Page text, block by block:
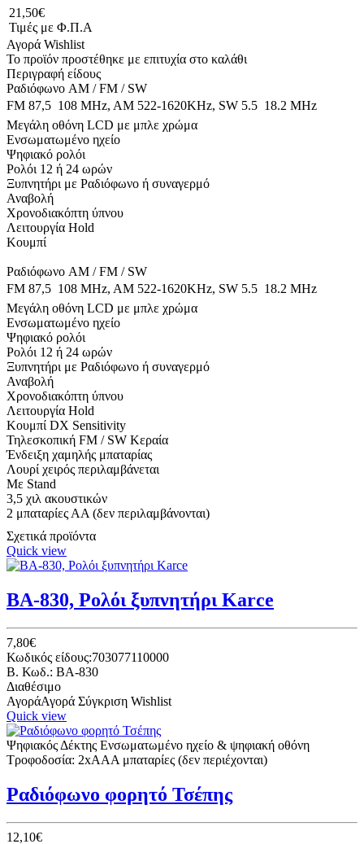
21,50€
Τιμές με Φ.Π.Α
Αγορά Wishlist
Το προϊόν προστέθηκε με επιτυχία στο καλάθι
Περιγραφή είδους
Ραδιόφωνο AM / FM / SW
FM 87,5  108 MHz, AM 522-1620KHz, SW 5.5  18.2 MHz
Μεγάλη οθόνη LCD με μπλε χρώμα
Ενσωματωμένο ηχείο
Ψηφιακό ρολόι
Ρολόι 12 ή 24 ωρών
Ξυπνητήρι με Ραδιόφωνο ή συναγερμό
Αναβολή
Χρονοδιακόπτη ύπνου
Λειτουργία Hold
Κουμπί
Ραδιόφωνο AM / FM / SW
FM 87,5  108 MHz, AM 522-1620KHz, SW 5.5  18.2 MHz
Μεγάλη οθόνη LCD με μπλε χρώμα
Ενσωματωμένο ηχείο
Ψηφιακό ρολόι
Ρολόι 12 ή 24 ωρών
Ξυπνητήρι με Ραδιόφωνο ή συναγερμό
Αναβολή
Χρονοδιακόπτη ύπνου
Λειτουργία Hold
Κουμπί DX Sensitivity
Τηλεσκοπική FM / SW Κεραία
Ένδειξη χαμηλής μπαταρίας
Λουρί χειρός περιλαμβάνεται
Με Stand
3,5 χιλ ακουστικών
2 μπαταρίες ΑΑ (δεν περιλαμβάνονται)
Σχετικά προϊόντα
Quick view
BA-830, Ρολόι ξυπνητήρι Karce
7,80€
Κωδικός είδους:703077110000
B. Κωδ.: BA-830
Διαθέσιμο
ΑγοράΑγορά Σύγκριση Wishlist
Quick view
Ψηφιακός Δέκτης Ενσωματωμένο ηχείο & ψηφιακή οθόνη
Τροφοδοσία: 2xΑΑΑ μπαταρίες (δεν περιέχονται)
Ραδιόφωνο φορητό Τσέπης
12,10€